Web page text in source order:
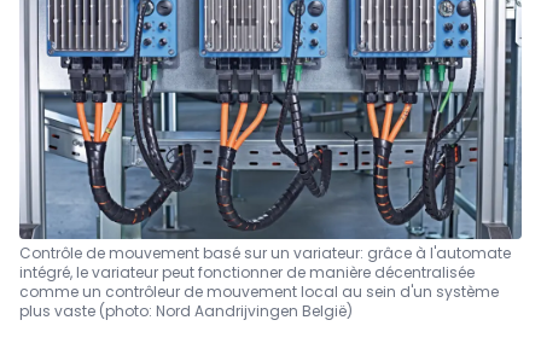
Contrôle de mouvement basé sur un variateur: grâce à l'automate
intégré, le variateur peut fonctionner de manière décentralisée
comme un contrôleur de mouvement local au sein d'un système
plus vaste (photo: Nord Aandrijvingen België)